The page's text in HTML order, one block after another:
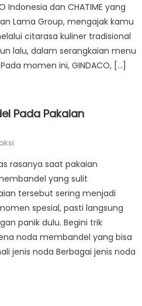
Indonesia dan CHATIME yang
Lama Group, mengajak kamu
citarasa kuliner tradisional
lalu, dalam serangkaian menu
momen ini, GINDACO, […]
Pada Pakaian
rasanya saat pakaian
yang sulit
tersebut sering menjadi
spesial, pasti langsung
panik dulu. Begini trik
noda membandel yang bisa
jenis noda Berbagai jenis noda